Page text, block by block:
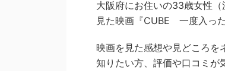
大阪府にお住いの33歳女性
見た映画『CUBE 一度入っ
映画を見た感想や見どころを
知りたい方、評価や口コミが